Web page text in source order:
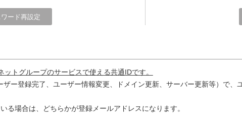
トグループのサービスで使える共通IDです。
ー登録完了、ユーザー情報変更、ドメイン更新、サーバー更新等）で、
る場合は、どちらかが登録メールアドレスになります。